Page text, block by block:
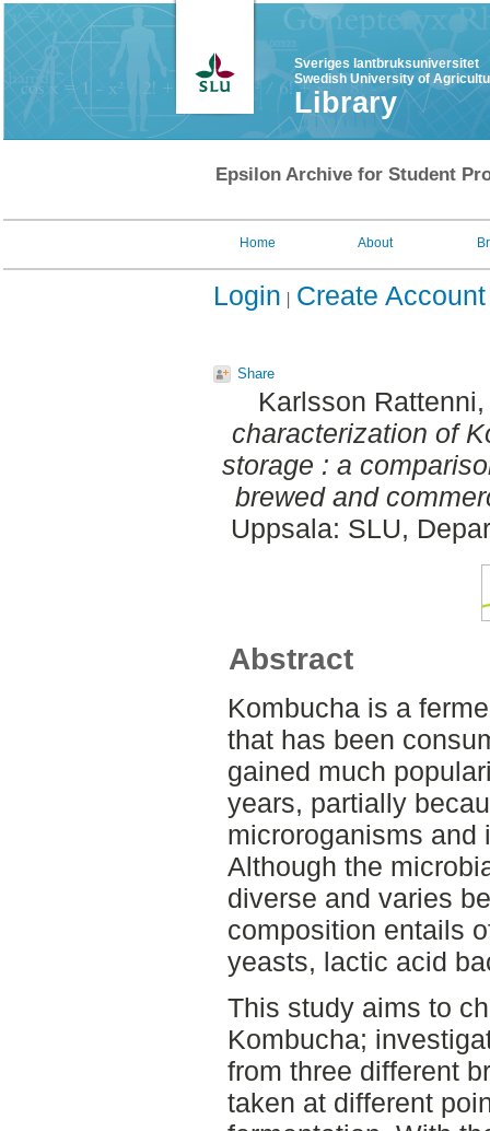
Sveriges lantbruksuniversitet
Swedish University of
Library
Epsilon Archive for Student
Home About
Login Create Account
Share
Karlsson
characterization of
storage : a
brewed and
Uppsala: SLU,
Abstract
Kombucha is a
that has been
gained much
years, partially
microroganisms and
Although the
diverse and varies
composition entails
yeasts, lactic acid
This study aims to
Kombucha;
from three different
taken at different